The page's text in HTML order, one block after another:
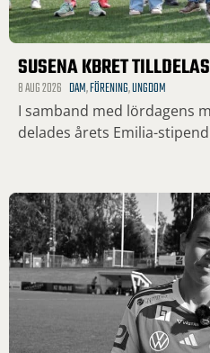
SUSENA KBRET
8 AUG 2026 DAM,FÖRENING,UNGDOM
I samband med lördagens
delades årets Emilia-